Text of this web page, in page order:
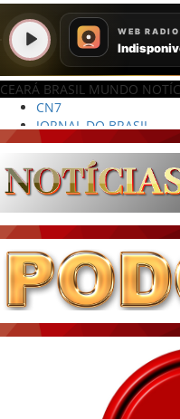
CEARÁ BRASIL MUNDO
JORNAL DO BRASIL
CNN BRASIL
CBN GLOBO
RÁDIO AGÊNCIA
NOTÍCIAS AO MINUTO
ACONTECEU...VIROU
BLOGS & COLUNAS
DIÁRIO DO NORDESTE
PODCAST - PONTO DE
BRASIL DE FATO -
NOTÍCIAS DESTAQUE
BRASIL NOTÍCIAS
ÚLTIMAS NOTÍCIAS
NOTÍCIAS TAMBÉM NA
BRASIL MUNDO AO
O MUNDO É NOTÍCIA